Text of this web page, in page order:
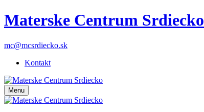
Materske Centrum Srdiecko
mc@mcsrdiecko.sk
Kontakt
Menu